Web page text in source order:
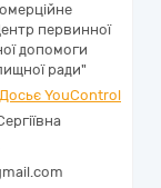
первинної
допомоги
ради"
Досьє YouControl